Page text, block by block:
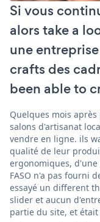
Si vous
alors take a
une
crafts des
been able to
Quelques mois
salons d'artisanat
vendre en ligne. ils
qualité de leur
ergonomiques,
FASO n'a pas fourni
essayé un different
slider et aucun
partie du site, et